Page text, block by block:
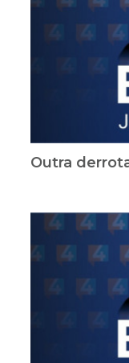
Outra